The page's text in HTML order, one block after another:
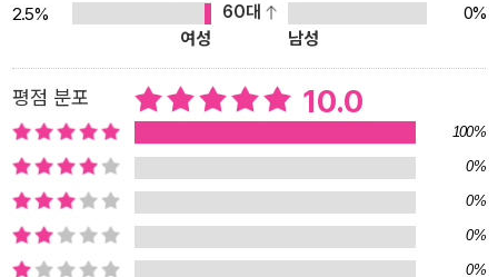
2.5%
60대
0%
여성
남성
평점 분포 10.0
100%
0%
0%
0%
0%